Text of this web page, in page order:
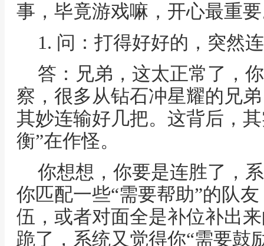
事，毕竟游戏嘛，开心最重
1. 问：打得好好的，突然
答：兄弟，这太正常了，
察，很多从钻石冲星耀的兄
其妙连输好几把。这背后，
衡”在作怪。
你想想，你要是连胜了，
你匹配一些“需要帮助”的队
伍，或者对面全是补位补出
跪了，系统又觉得你“需要鼓